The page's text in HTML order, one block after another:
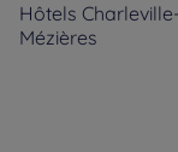
Hôtels Charleville-
Mézières